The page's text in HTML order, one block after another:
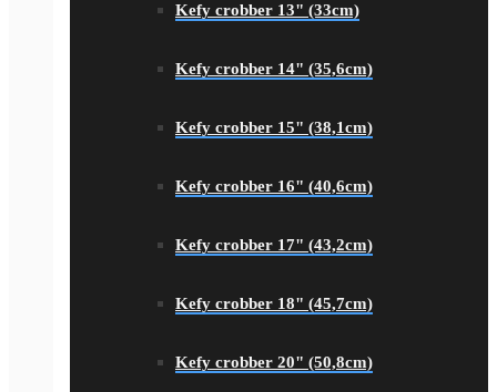
Kefy crobber 13" (33cm)
Kefy crobber 14" (35,6cm)
Kefy crobber 15" (38,1cm)
Kefy crobber 16" (40,6cm)
Kefy crobber 17" (43,2cm)
Kefy crobber 18" (45,7cm)
Kefy crobber 20" (50,8cm)